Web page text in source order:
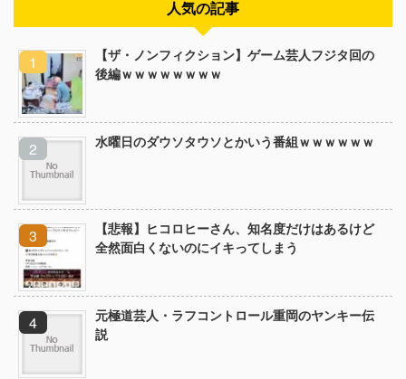
人気の記事
【ザ・ノンフィクション】ゲーム芸人フジタ回の
後編ｗｗｗｗｗｗｗｗ
水曜日のダウソタウソとかいう番組ｗｗｗｗｗｗ
【悲報】ヒコロヒーさん、知名度だけはあるけど
全然面白くないのにイキってしまう
元極道芸人・ラフコントロール重岡のヤンキー伝
説